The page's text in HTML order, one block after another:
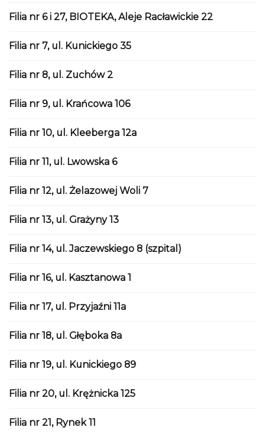
Filia nr 6 i 27, BIOTEKA, Aleje Racławickie 22
Filia nr 7, ul. Kunickiego 35
Filia nr 8, ul. Zuchów 2
Filia nr 9, ul. Krańcowa 106
Filia nr 10, ul. Kleeberga 12a
Filia nr 11, ul. Lwowska 6
Filia nr 12, ul. Żelazowej Woli 7
Filia nr 13, ul. Grażyny 13
Filia nr 14, ul. Jaczewskiego 8 (szpital)
Filia nr 16, ul. Kasztanowa 1
Filia nr 17, ul. Przyjaźni 11a
Filia nr 18, ul. Głęboka 8a
Filia nr 19, ul. Kunickiego 89
Filia nr 20, ul. Krężnicka 125
Filia nr 21, Rynek 11